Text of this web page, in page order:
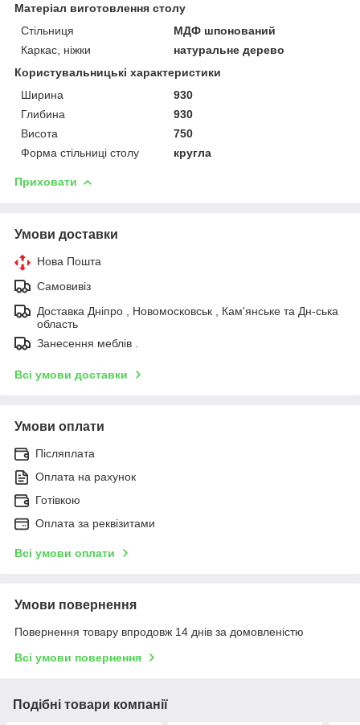
Матеріал виготовлення столу
Стільниця
МДФ шпонований
Каркас, ніжки
натуральне дерево
Користувальницькі характеристики
Ширина
930
Глибина
930
Висота
750
Форма стільниці столу
кругла
Приховати
Умови доставки
Нова Пошта
Самовивіз
Доставка Дніпро , Новомосковськ , Кам'янське та Дн-ська
область
Занесення меблів .
Всі умови доставки
Умови оплати
Післяплата
Оплата на рахунок
Готівкою
Оплата за реквізитами
Всі умови оплати
Умови повернення
Повернення товару впродовж 14 днів за домовленістю
Всі умови повернення
Подібні товари компанії